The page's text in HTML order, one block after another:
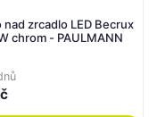
nad zrcadlo LED Becrux
chrom - PAULMANN